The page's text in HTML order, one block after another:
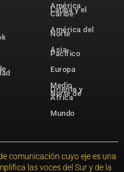
América
Latina y el
Caribe
América del
Norte
Asia-
Pacífico
Europa
Medio
Oriente y
Norte de
África
Mundo
comunicación cuyo eje es una
las voces del Sur y de la